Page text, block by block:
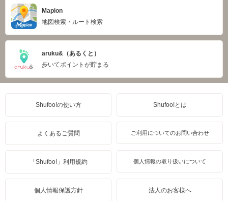
Mapion
地図検索・ルート検索
aruku&（あるくと）
歩いてポイントが貯まる
Shufoo!の使い方 Shufoo!とは
よくあるご質問 ご利用についてのお問い合わせ
「Shufoo!」利用規約 個人情報の取り扱いについて
個人情報保護方針 法人のお客様へ